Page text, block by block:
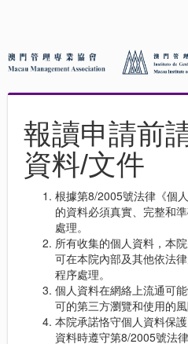
報讀申請前
資料/文件
根據第8/2005號法律《個
的資料必須真實、完整和
處理。
所有收集的個人資料，本
可在本院內部及其他依法
程序處理。
個人資料在網絡上流通可
可的第三方瀏覽和使用的風
本院承諾恪守個人資料保
資料時遵守第8/2005號法